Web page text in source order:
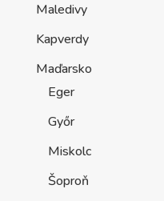
Maledivy
Kapverdy
Maďarsko
Eger
Győr
Miskolc
Šoproň